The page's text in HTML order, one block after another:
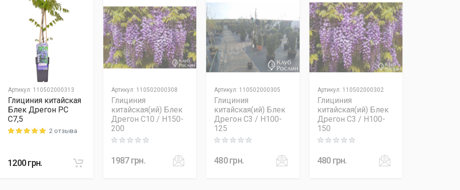
Артикул: 110502000313
Глициния китайская
Блек Дрегон PC
C7,5
Rating: 5 out of 52 отзыва
1200грн.
Артикул: 110502000308
Глициния
китайская(ий) Блек
Дрегон C10 / H150-
200
Rating: 0 out of 5
1987 грн.
Артикул: 110502000305
Глициния
китайская(ий) Блек
Дрегон C3 / H100-
125
Rating: 0 out of 5
480грн.
Артикул: 110502000302
Глициния
китайская(ий) Блек
Дрегон C3 / H100-
150
Rating: 0 out of 5
480 грн.